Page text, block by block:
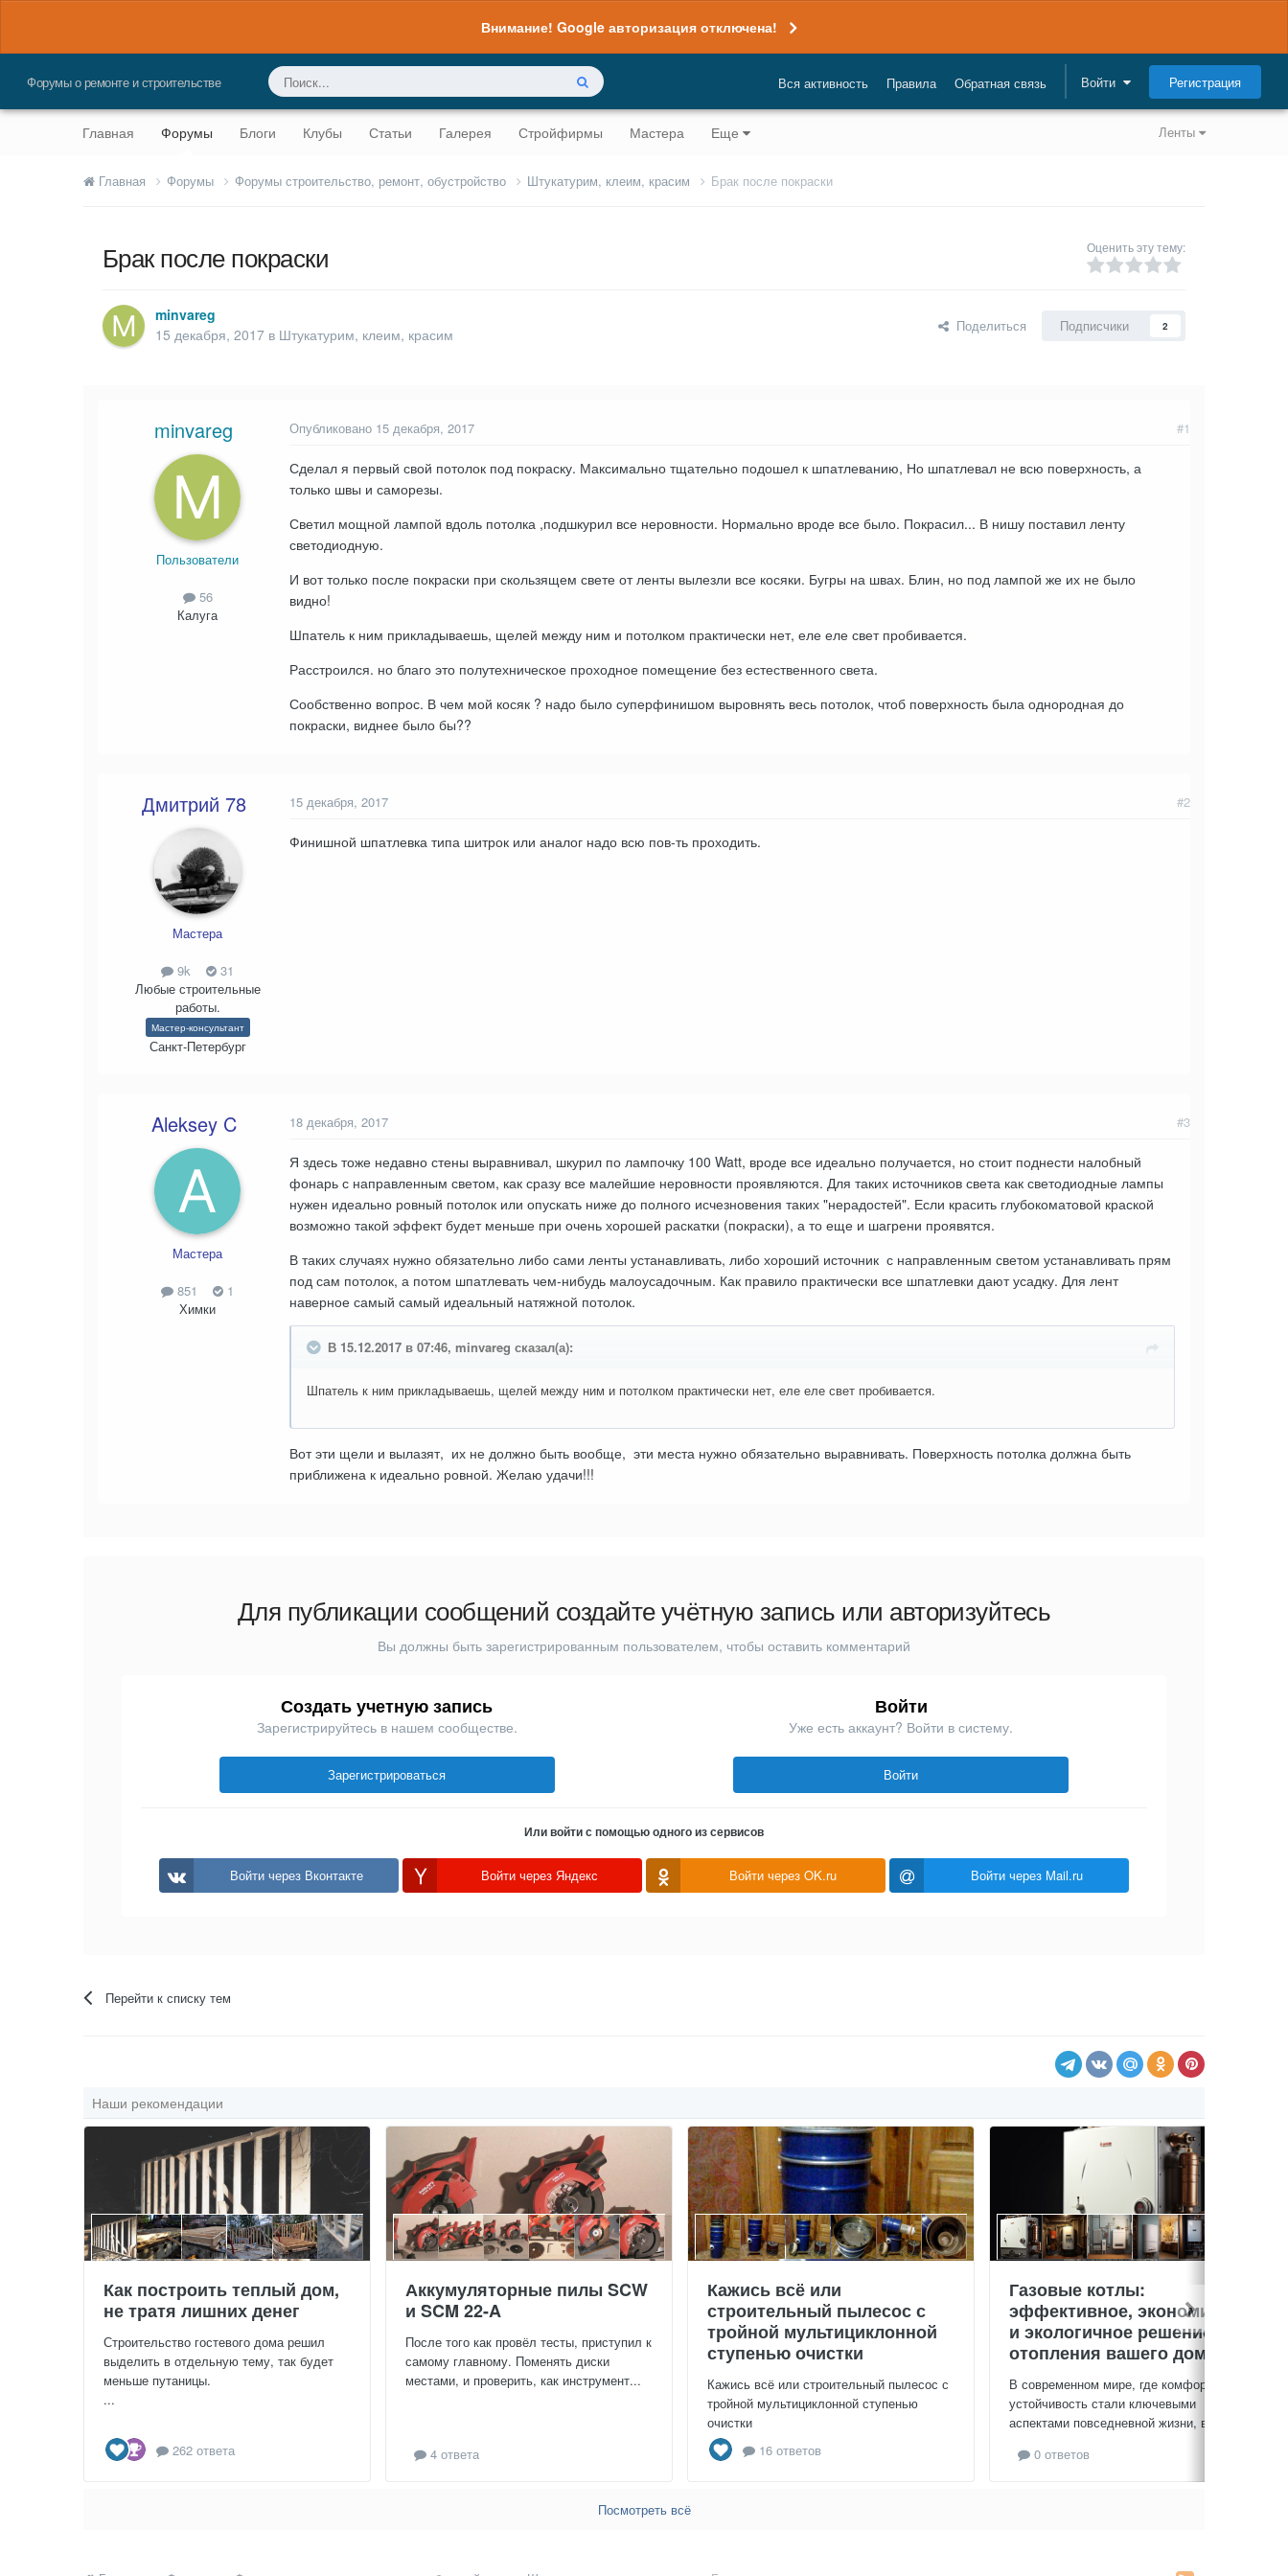
Внимание! Google авторизация отключена!
Форумы о ремонте и строительстве Вся активность Правила Обратная связь Войти Регистрация
Ленты
Главная Форумы Блоги Клубы Статьи Галерея Стройфирмы Мастера Еще
Главная Форумы Форумы строительство, ремонт, обустройство Штукатурим, клеим, красим Брак после покраски
Брак после покраски Оценить эту тему:
minvareg
15 декабря, 2017 в Штукатурим, клеим, красим Поделиться Подписчики 2
minvareg
Пользователи
56
Калуга
#1
Опубликовано 15 декабря, 2017
Сделал я первый свой потолок под покраску. Максимально тщательно подошел к шпатлеванию, Но шпатлевал не всю поверхность, а
только швы и саморезы.
Светил мощной лампой вдоль потолка ,подшкурил все неровности. Нормально вроде все было. Покрасил... В нишу поставил ленту
светодиодную.
И вот только после покраски при скользящем свете от ленты вылезли все косяки. Бугры на швах. Блин, но под лампой же их не было
видно!
Шпатель к ним прикладываешь, щелей между ним и потолком практически нет, еле еле свет пробивается.
Расстроился. но благо это полутехническое проходное помещение без естественного света.
Сообственно вопрос. В чем мой косяк ? надо было суперфинишом выровнять весь потолок, чтоб поверхность была однородная до
покраски, виднее было бы??
Дмитрий 78
Мастера
9k
31
Любые строительные
работы.
Мастер-консультант
Санкт-Петербург
#2
15 декабря, 2017
Финишной шпатлевка типа шитрок или аналог надо всю пов-ть проходить.
Aleksey C
Мастера
851
1
Химки
#3
18 декабря, 2017
Я здесь тоже недавно стены выравнивал, шкурил по лампочку 100 Watt, вроде все идеально получается, но стоит поднести налобный
фонарь с направленным светом, как сразу все малейшие неровности проявляются. Для таких источников света как светодиодные лампы
нужен идеально ровный потолок или опускать ниже до полного исчезновения таких "нерадостей". Если красить глубокоматовой краской
возможно такой эффект будет меньше при очень хорошей раскатки (покраски), а то еще и шагрени проявятся.
В таких случаях нужно обязательно либо сами ленты устанавливать, либо хороший источник с направленным светом устанавливать прям
под сам потолок, а потом шпатлевать чем-нибудь малоусадочным. Как правило практически все шпатлевки дают усадку. Для лент
наверное самый самый идеальный натяжной потолок.
В 15.12.2017 в 07:46, minvareg сказал(а):
Шпатель к ним прикладываешь, щелей между ним и потолком практически нет, еле еле свет пробивается.
Вот эти щели и вылазят, их не должно быть вообще, эти места нужно обязательно выравнивать. Поверхность потолка должна быть
приближена к идеально ровной. Желаю удачи!!!
Для публикации сообщений создайте учётную запись или авторизуйтесь
Вы должны быть зарегистрированным пользователем, чтобы оставить комментарий
Создать учетную запись
Зарегистрируйтесь в нашем сообществе.
Зарегистрироваться
Войти
Уже есть аккаунт? Войти в систему.
Войти
Или войти с помощью одного из сервисов
Войти через Вконтакте Войти через Яндекс Войти через OK.ru Войти через Mail.ru
Перейти к списку тем
Наши рекомендации
Как построить теплый дом,
не тратя лишних денег
Строительство гостевого дома решил
выделить в отдельную тему, так будет
меньше путаницы.
...
262 ответа
Аккумуляторные пилы SCW
и SCM 22-A
После того как провёл тесты, приступил к
самому главному. Поменять диски
местами, и проверить, как инструмент...
4 ответа
Кажись всё или
строительный пылесос с
тройной мультициклонной
ступенью очистки
Кажись всё или строительный пылесос с
тройной мультициклонной ступенью
очистки
16 ответов
Газовые котлы:
эффективное, экономичное
и экологичное решение для
отопления вашего дома
В современном мире, где комфорт и
устойчивость стали ключевыми
аспектами повседневной жизни, выбор...
0 ответов
Посмотреть всё